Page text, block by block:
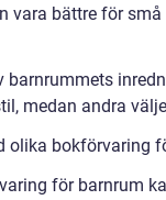
vara bättre för
medan andra
olika bokförvaring
för barnrum